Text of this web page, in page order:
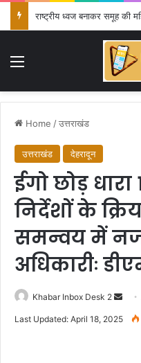
Menu
Home /उत्तराखंड
उत्तराखंड देहरादून
ईगो छोड़ धारा
निर्देशों के
समन्वय में
अधिकारीः
Khabar Inbox Desk 2
Send
Last Updated: April 18, 2025